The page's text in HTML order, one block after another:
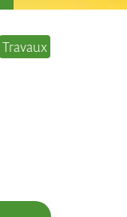
Travaux